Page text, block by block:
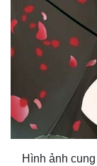
Hình ảnh